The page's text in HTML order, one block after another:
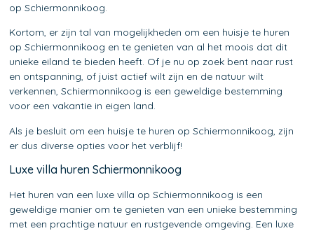
op Schiermonnikoog.
Kortom, er zijn tal van mogelijkheden om een huisje te huren
op Schiermonnikoog en te genieten van al het moois dat dit
unieke eiland te bieden heeft. Of je nu op zoek bent naar rust
en ontspanning, of juist actief wilt zijn en de natuur wilt
verkennen, Schiermonnikoog is een geweldige bestemming
voor een vakantie in eigen land.
Als je besluit om een huisje te huren op Schiermonnikoog, zijn
er dus diverse opties voor het verblijf!
Luxe villa huren Schiermonnikoog
Het huren van een luxe villa op Schiermonnikoog is een
geweldige manier om te genieten van een unieke bestemming
met een prachtige natuur en rustgevende omgeving. Een luxe